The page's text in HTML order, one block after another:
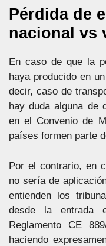
Pérdida de
nacional vs
En caso de que la
haya producido en
decir, caso de
hay duda alguna de
en el Convenio de
países formen parte
Por el contrario, en
no sería de
entienden los
desde la entrada
Reglamento CE
haciendo